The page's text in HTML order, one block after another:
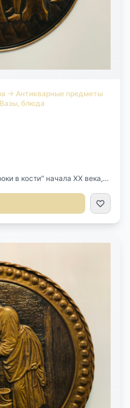
→ Антикварные предметы
Вазы, блюда
в кости" начала XX века,